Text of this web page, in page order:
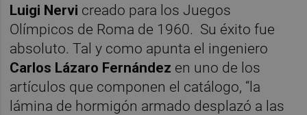
Luigi Nervi creado para los Juegos
Olímpicos de Roma de 1960. Su éxito fue
absoluto. Tal y como apunta el ingeniero
Carlos Lázaro Fernández en uno de los
artículos que componen el catálogo, “la
lámina de hormigón armado desplazó a las